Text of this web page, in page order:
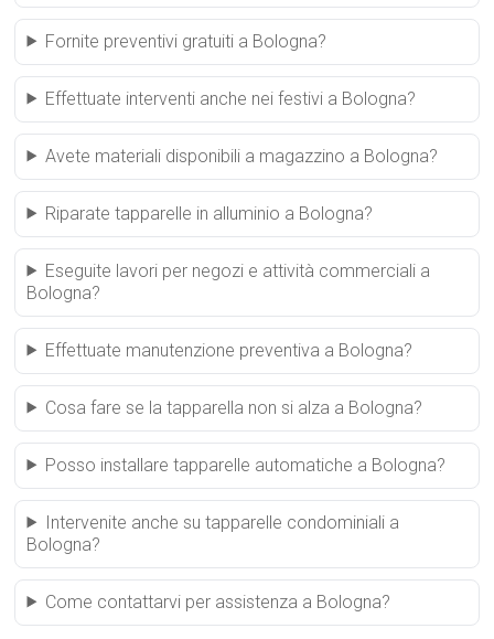
Fornite preventivi gratuiti a Bologna?
Effettuate interventi anche nei festivi a Bologna?
Avete materiali disponibili a magazzino a Bologna?
Riparate tapparelle in alluminio a Bologna?
Eseguite lavori per negozi e attività commerciali a
Bologna?
Effettuate manutenzione preventiva a Bologna?
Cosa fare se la tapparella non si alza a Bologna?
Posso installare tapparelle automatiche a Bologna?
Intervenite anche su tapparelle condominiali a
Bologna?
Come contattarvi per assistenza a Bologna?